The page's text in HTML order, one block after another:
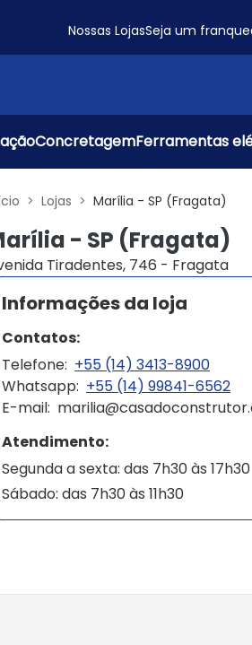
Nossas LojasSeja um
ConcretagemFerramentas
Lojas Marília - SP (Fragata)
- SP (Fragata)
Tiradentes, 746 - Fragata
Informações da loja
Contatos:
Telefone: +55 (14) 3413-8900
Whatsapp: +55 (14) 99841-6562
E-mail:
Atendimento:
Segunda a sexta: das 7h30 às 17h30
Sábado: das 7h30 às 11h30